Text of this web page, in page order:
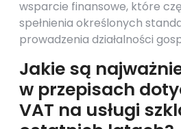
wsparcie finansowe, które
spełnienia określonych
prowadzenia działalności
Jakie są
w przepisach
VAT na usługi